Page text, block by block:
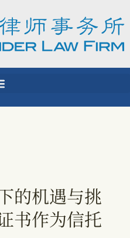
的机遇与挑
书作为信托